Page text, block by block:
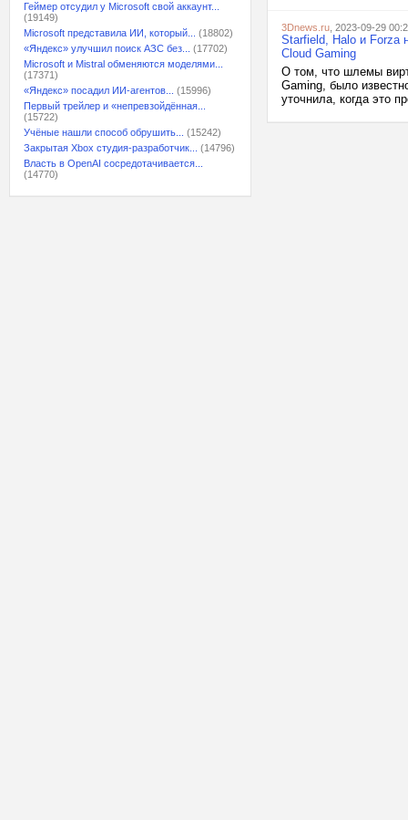
Геймер отсудил у Microsoft свой аккаунт...
(19149)
Microsoft представила ИИ, который...
(18802)
«Яндекс» улучшил поиск АЗС без...
(17702)
Microsoft и Mistral обменяются моделями...
(17371)
«Яндекс» посадил ИИ-агентов...
(15996)
Первый трейлер и «непревзойдённая...
(15722)
Учёные нашли способ обрушить...
(15242)
Закрытая Xbox студия-разработчик...
(14796)
Власть в OpenAI сосредотачивается...
(14770)
3Dnews.ru , 2023-09-29
Starfield, Halo и Forza
Cloud Gaming
О том, что шлемы
Gaming, было
уточнила, когда это